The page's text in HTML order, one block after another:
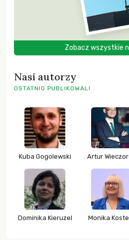
Zobacz wszystkie
Nasi autorzy
OSTATNIO PUBLIKOWALI
Kuba Gogolewski Artur
Dominika Kieruzel Monika